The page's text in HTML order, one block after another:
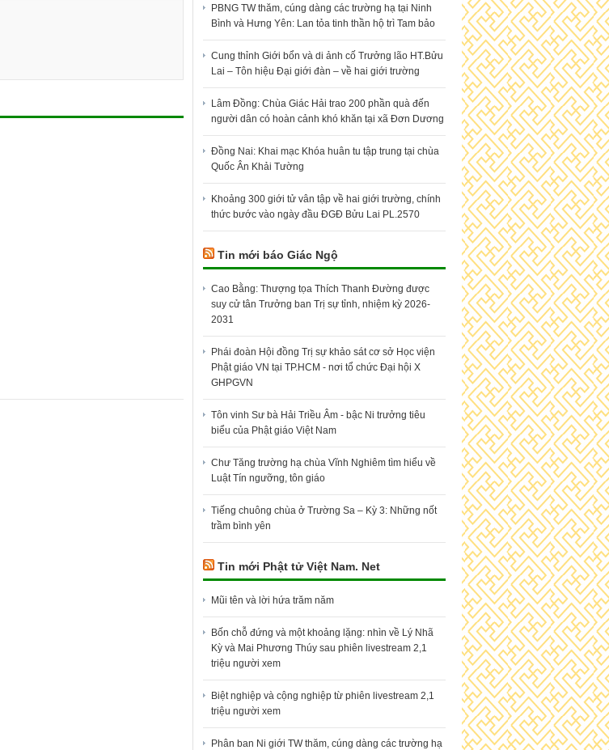
PBNG TW thăm, cúng dàng các trường hạ tại Ninh
Bình và Hưng Yên: Lan tỏa tinh thần hộ trì Tam bảo
Cung thỉnh Giới bổn và di ảnh cố Trưởng lão HT.Bửu
Lai – Tôn hiệu Đại giới đàn – về hai giới trường
Lâm Đồng: Chùa Giác Hải trao 200 phần quà đến
người dân có hoàn cảnh khó khăn tại xã Đơn Dương
Đồng Nai: Khai mạc Khóa huân tu tập trung tại chùa
Quốc Ân Khải Tường
Khoảng 300 giới tử vân tập về hai giới trường, chính
thức bước vào ngày đầu ĐGĐ Bửu Lai PL.2570
Tin mới báo Giác Ngộ
Cao Bằng: Thượng tọa Thích Thanh Đường được
suy cử tân Trưởng ban Trị sự tỉnh, nhiệm kỳ 2026-
2031
Phái đoàn Hội đồng Trị sự khảo sát cơ sở Học viện
Phật giáo VN tại TP.HCM - nơi tổ chức Đại hội X
GHPGVN
Tôn vinh Sư bà Hải Triều Âm - bậc Ni trưởng tiêu
biểu của Phật giáo Việt Nam
Chư Tăng trường hạ chùa Vĩnh Nghiêm tìm hiểu về
Luật Tín ngưỡng, tôn giáo
Tiếng chuông chùa ở Trường Sa – Kỳ 3: Những nốt
trầm bình yên
Tin mới Phật tử Việt Nam. Net
Mũi tên và lời hứa trăm năm
Bốn chỗ đứng và một khoảng lặng: nhìn về Lý Nhã
Kỳ và Mai Phương Thúy sau phiên livestream 2,1
triệu người xem
Biệt nghiệp và cộng nghiệp từ phiên livestream 2,1
triệu người xem
Phân ban Ni giới TW thăm, cúng dàng các trường hạ